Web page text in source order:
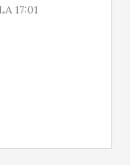
17:01